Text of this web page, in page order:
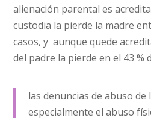
alienación parental es
custodia la pierde la madre
casos, y aunque quede
del padre la pierde en el 43 %
las denuncias de abuso de
especialmente el abuso